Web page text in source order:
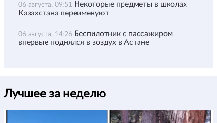
06 августа, 09:51 Некоторые предметы в школах
Казахстана переименуют
06 августа, 14:26 Беспилотник с пассажиром
впервые поднялся в воздух в Астане
Лучшее за неделю